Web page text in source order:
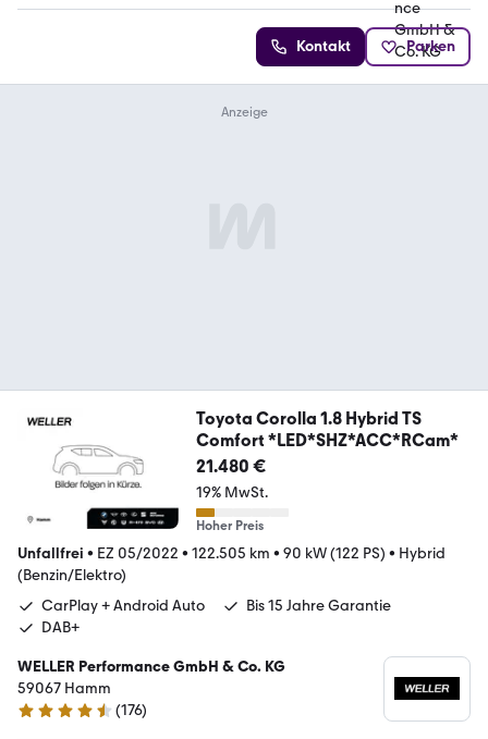
Kontakt Parken
Toyota Corolla 1.8 Hybrid TS
Comfort *LED*SHZ*ACC*RCam*
21.480 €
19% MwSt.
Hoher Preis
Unfallfrei • EZ 05/2022 • 122.505 km • 90 kW (122 PS) • Hybrid
(Benzin/Elektro)
CarPlay + Android Auto
Bis 15 Jahre Garantie
DAB+
WELLER Performance GmbH & Co. KG
59067 Hamm
4.6 Sterne
(176)